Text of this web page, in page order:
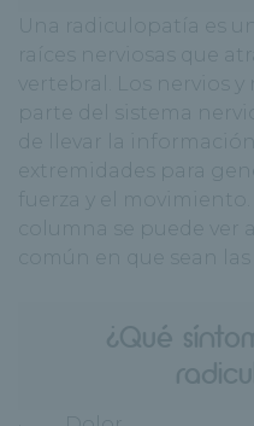
Una radiculopatía es
raíces nerviosas que
vertebral. Los nervios
parte del sistema
de llevar la
extremidades para
fuerza y el
columna se puede ver
común en que sean